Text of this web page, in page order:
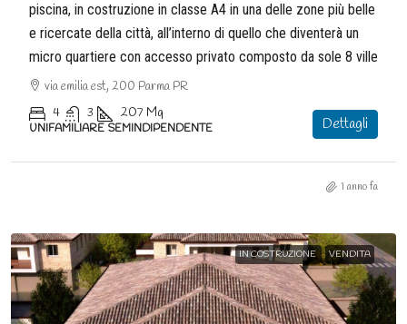
piscina, in costruzione in classe A4 in una delle zone più belle
e ricercate della città, all’interno di quello che diventerà un
micro quartiere con accesso privato composto da sole 8 ville
via emilia est, 200 Parma PR
4 3 207 Mq
UNIFAMILIARE SEMINDIPENDENTE Dettagli
1 anno fa
IN COSTRUZIONE VENDITA